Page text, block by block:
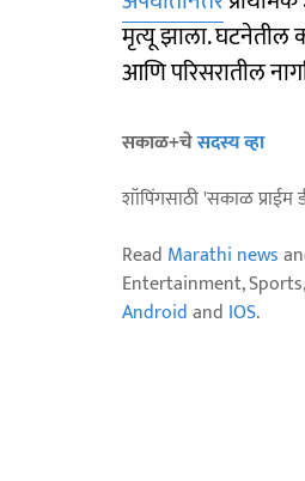
मृत्यू झाला. घटनेतील
आणि परिसरातील
सकाळ+चेसदस्य व्हा
शॉपिंगसाठी 'सकाळ प्राईम
Read Marathi news
Entertainment,
Androidand IOS.